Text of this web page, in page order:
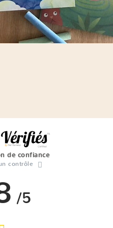
de confiance
contrôle
/5